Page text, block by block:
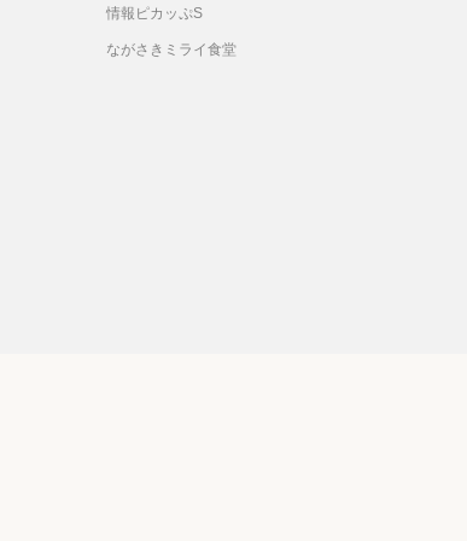
情報ピカッぷS
ながさきミライ食堂